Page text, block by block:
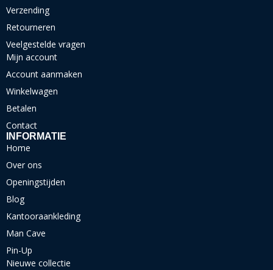
Verzending
Retourneren
Veelgestelde vragen
Mijn account
Account aanmaken
Winkelwagen
Betalen
Contact
INFORMATIE
Home
Over ons
Openingstijden
Blog
Kantooraankleding
Man Cave
Pin-Up
Nieuwe collectie